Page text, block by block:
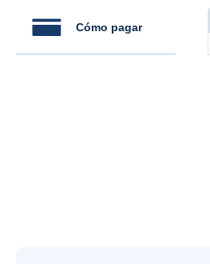
Cómo pagar